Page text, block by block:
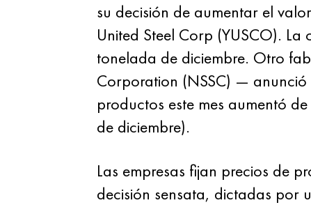
su decisión de aumentar el
United Steel Corp (YUSCO).
tonelada de diciembre. Otro
Corporation (NSSC) —
productos este mes aumentó
de diciembre).
Las empresas fijan precios de
decisión sensata, dictadas por